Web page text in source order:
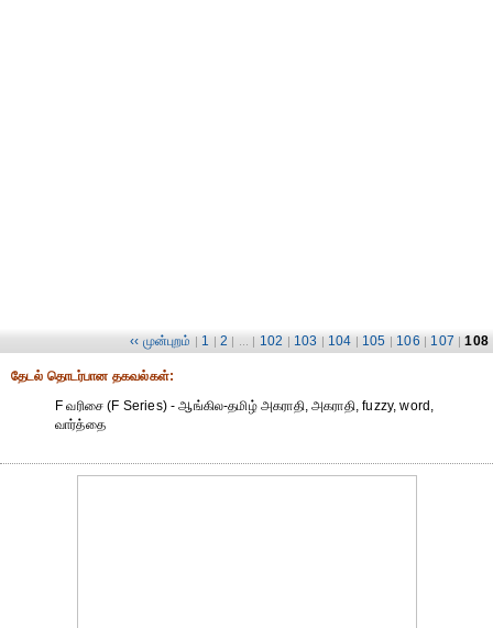
‹‹ முன்புறம் | 1 | 2 | ... | 102 | 103 | 104 | 105 | 106 | 107 | 108
தேட‌ல் தொட‌ர்பான தகவ‌ல்க‌ள்:
F வரிசை (F Series) - ஆங்கில-தமிழ் அகராதி, அகராதி, fuzzy, word,
வார்த்தை